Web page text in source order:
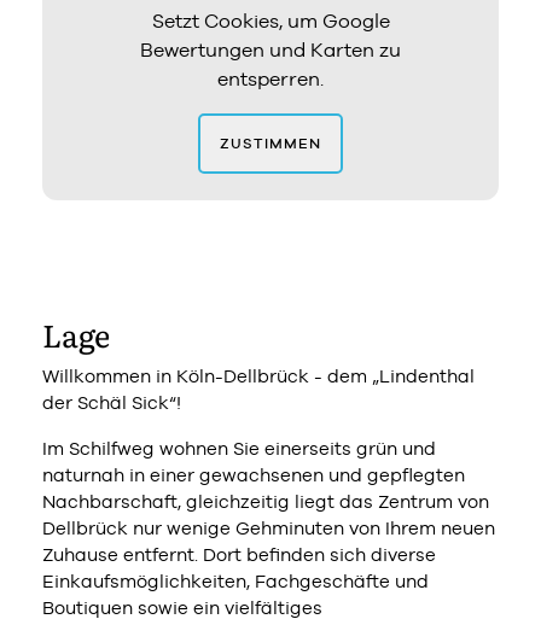
Setzt Cookies, um Google
Bewertungen und Karten zu
entsperren.
ZUSTIMMEN
Lage
Willkommen in Köln-Dellbrück - dem „Lindenthal
der Schäl Sick“!
Im Schilfweg wohnen Sie einerseits grün und
naturnah in einer gewachsenen und gepflegten
Nachbarschaft, gleichzeitig liegt das Zentrum von
Dellbrück nur wenige Gehminuten von Ihrem neuen
Zuhause entfernt. Dort befinden sich diverse
Einkaufsmöglichkeiten, Fachgeschäfte und
Boutiquen sowie ein vielfältiges